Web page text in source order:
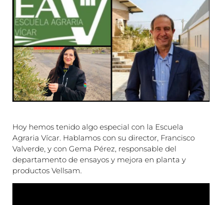
Hoy hemos tenido algo especial con la Escuela
Agraria Vícar. Hablamos con su director, Francisco
Valverde, y con Gema Pérez, responsable del
departamento de ensayos y mejora en planta y
productos Vellsam.